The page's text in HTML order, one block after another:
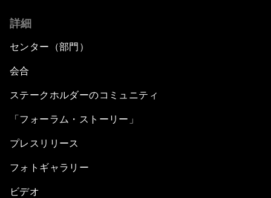
詳細
センター（部門）
会合
ステークホルダーのコミュニティ
「フォーラム・ストーリー」
プレスリリース
フォトギャラリー
ビデオ